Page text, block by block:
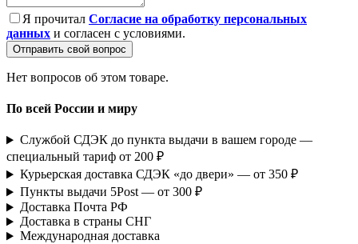
Я прочитал Согласие на обработку персональных
данных и согласен с условиями.
Отправить свой вопрос
Нет вопросов об этом товаре.
По всей России и миру
Службой СДЭК до пункта выдачи в вашем городе —
специальный тариф от 200 ₽
Курьерская доставка СДЭК «до двери» — от 350 ₽
Пункты выдачи 5Post — от 300 ₽
Доставка Почта РФ
Доставка в страны СНГ
Международная доставка